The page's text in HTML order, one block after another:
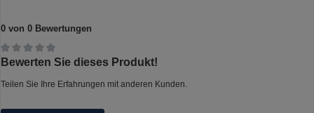
0 von 0 Bewertungen
Durchschnittliche Bewertung von 0 von 5 Sternen
Bewerten Sie dieses Produkt!
Teilen Sie Ihre Erfahrungen mit anderen Kunden.